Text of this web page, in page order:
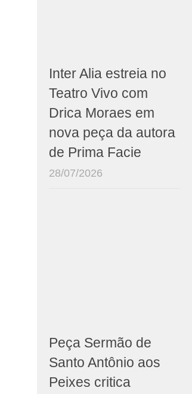
Inter Alia estreia no
Teatro Vivo com
Drica Moraes em
nova peça da autora
de Prima Facie
28/07/2026
Peça Sermão de
Santo Antônio aos
Peixes critica